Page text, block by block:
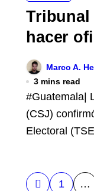
Tribunal
hacer
vuelta
Marco A.
3 mins read
#Guatemala| La Corte Suprema de Justicia
(CSJ)
Electoral
P
1 …